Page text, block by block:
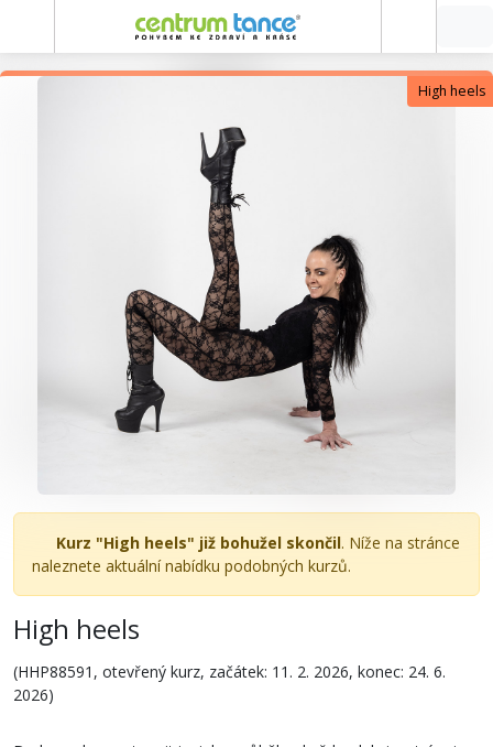
High heels
Kurz "High heels" již bohužel skončil. Níže na stránce
naleznete aktuální nabídku podobných kurzů.
High heels
(HHP88591, otevřený kurz, začátek: 11. 2. 2026, konec: 24. 6.
2026)